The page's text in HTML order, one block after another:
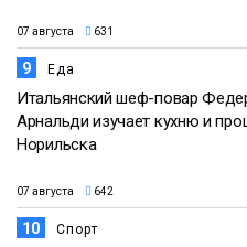
07 августа 631
9 Еда
Итальянский шеф-повар
Арнальди изучает кухню и
Норильска
07 августа 642
10 Спорт